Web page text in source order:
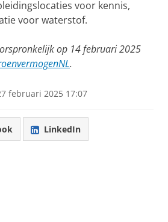
voor kennis,
voor waterstof.
op 14 februari 2025
.
februari 2025 17:07
LinkedIn